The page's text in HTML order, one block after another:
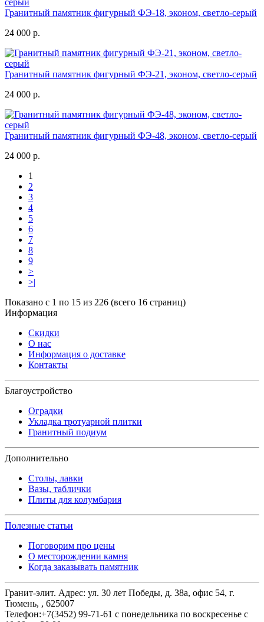
Гранитный памятник фигурный ФЭ-18, эконом, светло-серый
24 000 р.
Гранитный памятник фигурный ФЭ-21, эконом, светло-серый
24 000 р.
Гранитный памятник фигурный ФЭ-48, эконом, светло-серый
24 000 р.
1
2
3
4
5
6
7
8
9
>
>|
Показано с 1 по 15 из 226 (всего 16 страниц)
Информация
Скидки
О нас
Информация о доставке
Контакты
Благоустройство
Оградки
Укладка тротуарной плитки
Гранитный подиум
Дополнительно
Столы, лавки
Вазы, таблички
Плиты для колумбария
Полезные статьи
Поговорим про цены
О месторождении камня
Когда заказывать памятник
Гранит-элит. Адрес: ул. 30 лет Победы, д. 38а, офис 54, г.
Тюмень, , 625007
Телефон:+7(3452) 99-71-61 с понедельника по воскресенье с